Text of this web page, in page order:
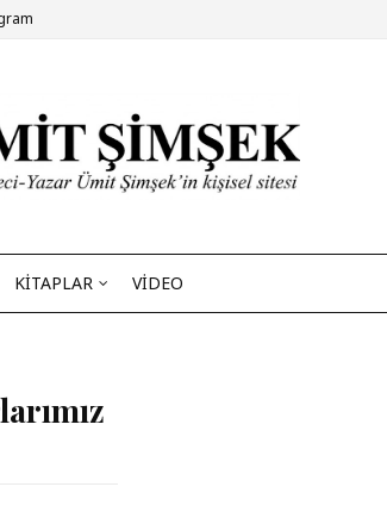
KİTAPLAR VİDEO